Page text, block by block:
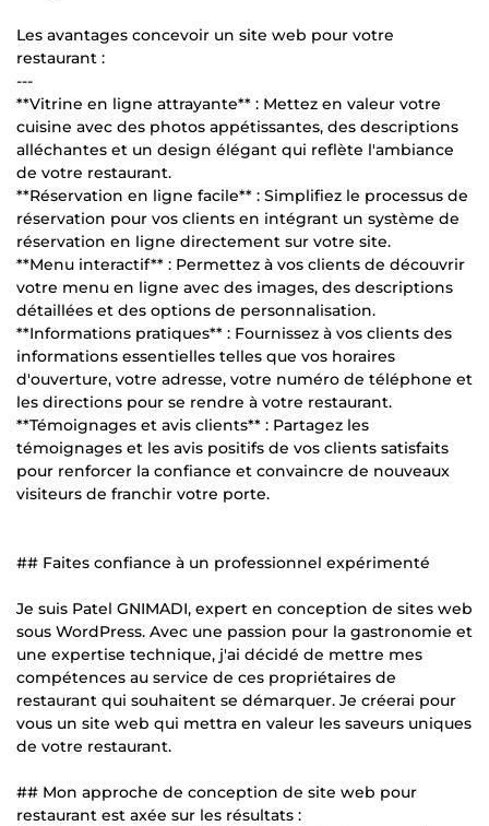
Les avantages concevoir un site web pour votre
restaurant :
---
**Vitrine en ligne attrayante** : Mettez en valeur votre
cuisine avec des photos appétissantes, des descriptions
alléchantes et un design élégant qui reflète l'ambiance
de votre restaurant.
**Réservation en ligne facile** : Simplifiez le processus de
réservation pour vos clients en intégrant un système de
réservation en ligne directement sur votre site.
**Menu interactif** : Permettez à vos clients de découvrir
votre menu en ligne avec des images, des descriptions
détaillées et des options de personnalisation.
**Informations pratiques** : Fournissez à vos clients des
informations essentielles telles que vos horaires
d'ouverture, votre adresse, votre numéro de téléphone et
les directions pour se rendre à votre restaurant.
**Témoignages et avis clients** : Partagez les
témoignages et les avis positifs de vos clients satisfaits
pour renforcer la confiance et convaincre de nouveaux
visiteurs de franchir votre porte.
## Faites confiance à un professionnel expérimenté
Je suis Patel GNIMADI, expert en conception de sites web
sous WordPress. Avec une passion pour la gastronomie et
une expertise technique, j'ai décidé de mettre mes
compétences au service de ces propriétaires de
restaurant qui souhaitent se démarquer. Je créerai pour
vous un site web qui mettra en valeur les saveurs uniques
de votre restaurant.
## Mon approche de conception de site web pour
restaurant est axée sur les résultats :